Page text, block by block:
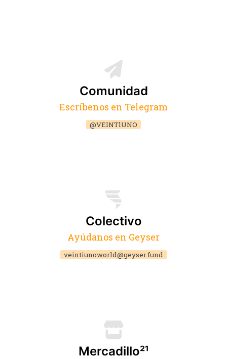
Comunidad
Escríbenos en Telegram
@VEINTlUNO
Colectivo
Ayúdanos en Geyser
veintiunoworld@geyser.fund
Mercadillo²¹